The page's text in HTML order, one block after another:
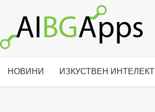
content
НОВИНИ ИЗКУСТВЕН ИНТЕЛЕКТ